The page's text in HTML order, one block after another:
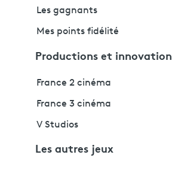
Les gagnants
Mes points fidélité
Productions et innovation
France 2 cinéma
France 3 cinéma
V Studios
Les autres jeux